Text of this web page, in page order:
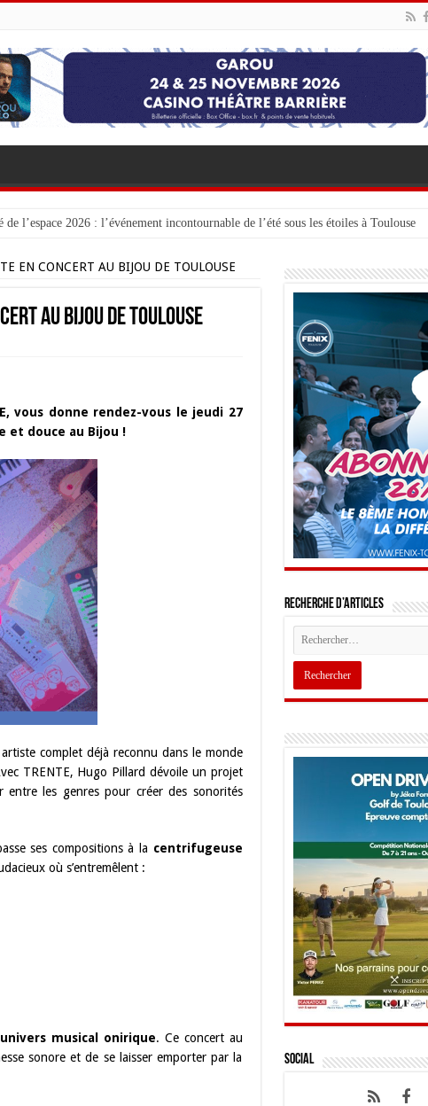
l’espace 2026 : l’événement incontournable de l’été sous les étoiles à Toulouse
EN CONCERT AU BIJOU DE TOULOUSE
AU BIJOU DE TOULOUSE
vous donne rendez-vous le jeudi 27
et douce au Bijou !
complet déjà reconnu dans le monde
TRENTE, Hugo Pillard dévoile un projet
les genres pour créer des sonorités
ses compositions à la centrifugeuse
où s’entremêlent :
univers musical onirique. Ce concert au
sonore et de se laisser emporter par la
Recherche d’articles
Social